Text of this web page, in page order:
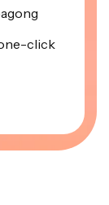
click